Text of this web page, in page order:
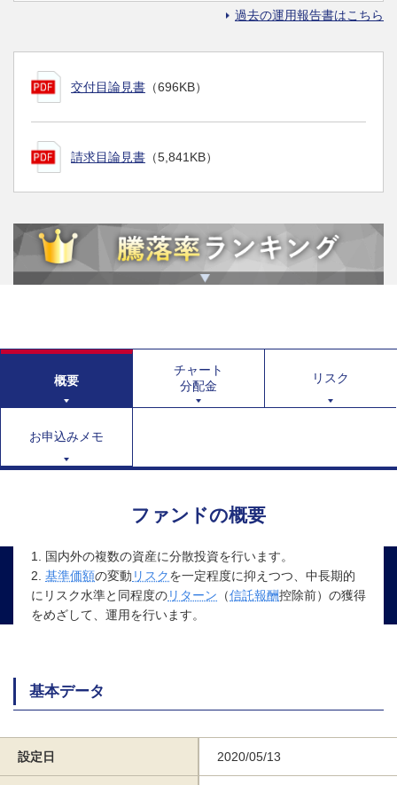
過去の運用報告書はこちら
交付目論見書 （696KB）
請求目論見書 （5,841KB）
概要
チャート
分配金
リスク
お申込みメモ
ファンドの概要
1. 国内外の複数の資産に分散投資を行います。
2. 基準価額の変動 リスクを一定程度に抑えつつ、中長期的
にリスク水準と同程度のリターン （信託報酬控除前）の獲得
をめざして、運用を行います。
基本データ
設定日 2020/05/13